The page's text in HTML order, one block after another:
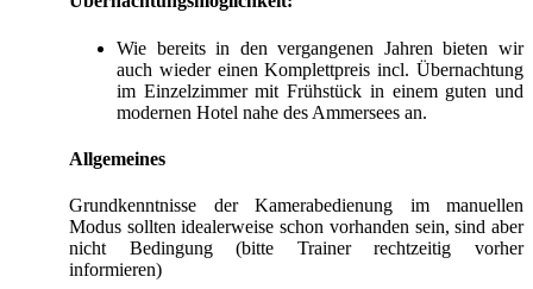
Wie bereits in den vergangenen Jahren bieten wir
auch wieder einen Komplettpreis incl. Übernachtung
im Einzelzimmer mit Frühstück in einem guten und
modernen Hotel nahe des Ammersees an.
Allgemeines
Grundkenntnisse der Kamerabedienung im manuellen
Modus sollten idealerweise schon vorhanden sein, sind aber
nicht Bedingung (bitte Trainer rechtzeitig vorher
informieren)